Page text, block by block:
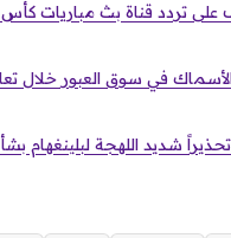
تردد قناة بث مباريات كأس
في سوق العبور خلال
شديد اللهجة لبلينغهام